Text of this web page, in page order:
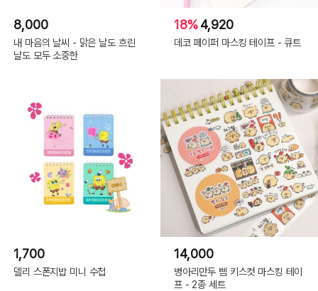
8,000
내 마음의 날씨 - 맑은 날도 흐린
날도 모두 소중한
18%4,920
데코 페이퍼 마스킹 테이프 - 큐트
1,700
델리 스폰지밥 미니 수첩
14,000
병아리만두 삠 키스컷 마스킹 테이
프 - 2종 세트